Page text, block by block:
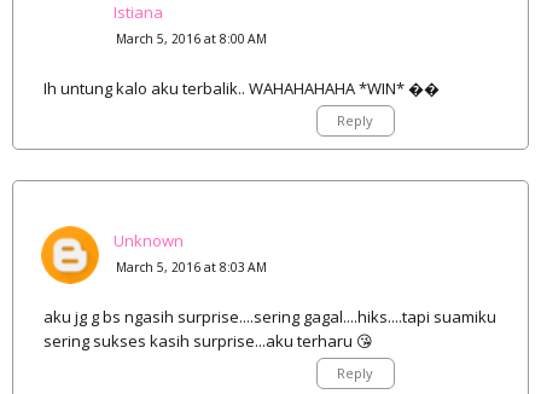
Istiana
March 5, 2016 at 8:00 AM
Ih untung kalo aku terbalik.. WAHAHAHAHA *WIN* ��
Reply
Unknown
March 5, 2016 at 8:03 AM
aku jg g bs ngasih surprise....sering gagal....hiks....tapi suamiku
sering sukses kasih surprise...aku terharu 😘
Reply